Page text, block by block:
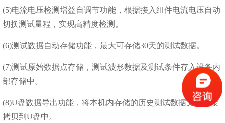
(5)电流电压检测增益自调节功能，根据接入组件电流电压自动
切换测试量程，实现高精度检测。
(6)测试数据自动存储功能，最大可存储30天的测试数据。
(7)测试原始数据点存储，测试波形数据及测试条件存入设备内
部存储中。
(8)U盘数据导出功能，将本机内存储的历史测试数据文件直接
拷贝到U盘中。